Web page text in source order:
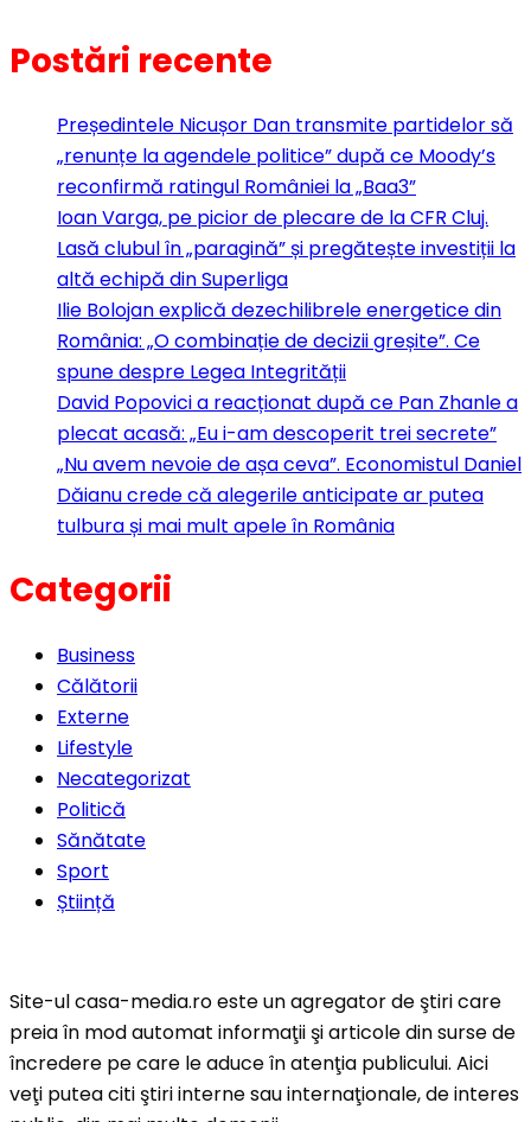
Postări recente
Președintele Nicușor Dan transmite partidelor să
„renunțe la agendele politice” după ce Moody’s
reconfirmă ratingul României la „Baa3”
Ioan Varga, pe picior de plecare de la CFR Cluj.
Lasă clubul în „paragină” și pregătește investiții la
altă echipă din Superliga
Ilie Bolojan explică dezechilibrele energetice din
România: „O combinație de decizii greșite”. Ce
spune despre Legea Integrității
David Popovici a reacționat după ce Pan Zhanle a
plecat acasă: „Eu i-am descoperit trei secrete”
„Nu avem nevoie de așa ceva”. Economistul Daniel
Dăianu crede că alegerile anticipate ar putea
tulbura și mai mult apele în România
Categorii
Business
Călătorii
Externe
Lifestyle
Necategorizat
Politică
Sănătate
Sport
Știință
Site-ul casa-media.ro este un agregator de ştiri care
preia în mod automat informaţii şi articole din surse de
încredere pe care le aduce în atenţia publicului. Aici
veţi putea citi ştiri interne sau internaţionale, de interes